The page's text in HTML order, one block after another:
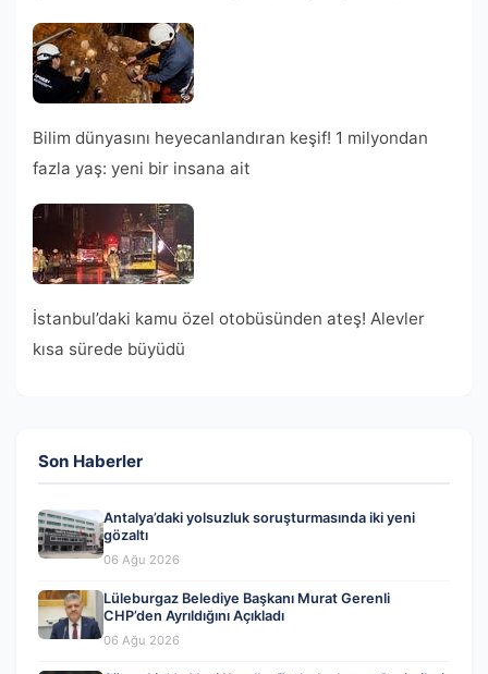
Bilim dünyasını heyecanlandıran keşif! 1 milyondan
fazla yaş: yeni bir insana ait
İstanbul’daki kamu özel otobüsünden ateş! Alevler
kısa sürede büyüdü
Son Haberler
Antalya’daki yolsuzluk soruşturmasında iki yeni
gözaltı
06 Ağu 2026
Lüleburgaz Belediye Başkanı Murat Gerenli
CHP’den Ayrıldığını Açıkladı
06 Ağu 2026